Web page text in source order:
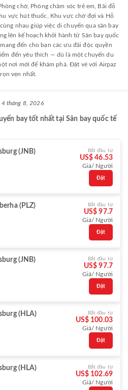
chờ, Phòng chăm sóc trẻ em, Bãi đỗ
vực hút thuốc, Khu vực chờ đợi và Hỗ
nhau giúp việc di chuyển qua sân bay
lên kế hoạch khởi hành từ Sân bay quốc
đến cho bạn các ưu đãi độc quyền
đến yêu thích — dù là một chuyến du
nơi mới để khám phá. Đặt vé với Airpaz
vẹn nhất.
tháng 8, 2026
bay tốt nhất tại Sân bay quốc tế
(JNB) Bắt đầu từ
US$ 46.53
Giá/ Người
Đặt
(PLZ) Bắt đầu từ
US$ 97.7
Giá/ Người
Đặt
(JNB) Bắt đầu từ
US$ 97.7
Giá/ Người
Đặt
(HLA) Bắt đầu từ
US$ 100.03
Giá/ Người
Đặt
(HLA) Bắt đầu từ
US$ 102.69
Giá/ Người